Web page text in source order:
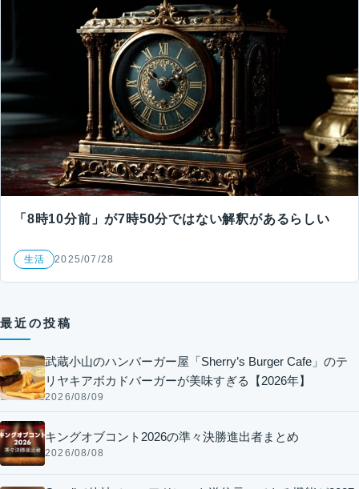
「8時10分前」が7時50分ではない解釈があるらしい
生活 2025/07/28
最近の投稿
武蔵小山のハンバーガー屋「Sherry’s Burger Cafe」のテ
リヤキアボカドバーガーが美味すぎる【2026年】
2026/08/09
キングオブコント2026の準々決勝進出者まとめ
2026/08/08